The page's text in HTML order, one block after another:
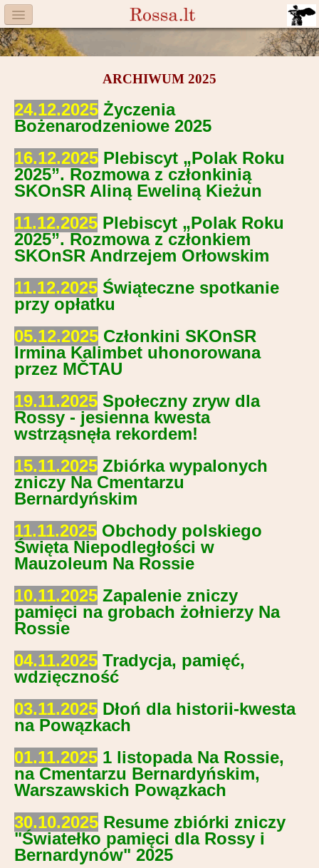
Menu
Facebook
Aktualności
Książka
Moneta
Rossa
Darczyńcy
Partnerzy
Kontakt
ARCHIWUM 2025
24.12.2025 Życzenia
Bożenarodzeniowe 2025
16.12.2025 Plebiscyt „Polak Roku
2025”. Rozmowa z członkinią
SKOnSR Aliną Eweliną Kieżun
11.12.2025 Plebiscyt „Polak Roku
2025”. Rozmowa z członkiem
SKOnSR Andrzejem Orłowskim
11.12.2025 Świąteczne spotkanie
przy opłatku
05.12.2025 Członkini SKOnSR
Irmina Kalimbet uhonorowana
przez MČTAU
19.11.2025 Społeczny zryw dla
Rossy - jesienna kwesta
wstrząsnęła rekordem!
15.11.2025 Zbiórka wypalonych
zniczy Na Cmentarzu
Bernardyńskim
11.11.2025 Obchody polskiego
Święta Niepodległości w
Mauzoleum Na Rossie
10.11.2025 Zapalenie zniczy
pamięci na grobach żołnierzy Na
Rossie
04.11.2025 Tradycja, pamięć,
wdzięczność
03.11.2025 Dłoń dla historii-kwesta
na Powązkach
01.11.2025 1 listopada Na Rossie,
na Cmentarzu Bernardyńskim,
Warszawskich Powązkach
30.10.2025 Resume zbiórki zniczy
"Światełko pamięci dla Rossy i
Bernardynów" 2025